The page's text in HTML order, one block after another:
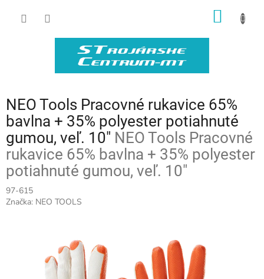
NEO Tools Pracovné rukavice 65%
bavlna + 35% polyester potiahnuté
gumou, veľ. 10" NEO Tools Pracovné
rukavice 65% bavlna + 35% polyester
potiahnuté gumou, veľ. 10"
97-615
Značka: NEO TOOLS